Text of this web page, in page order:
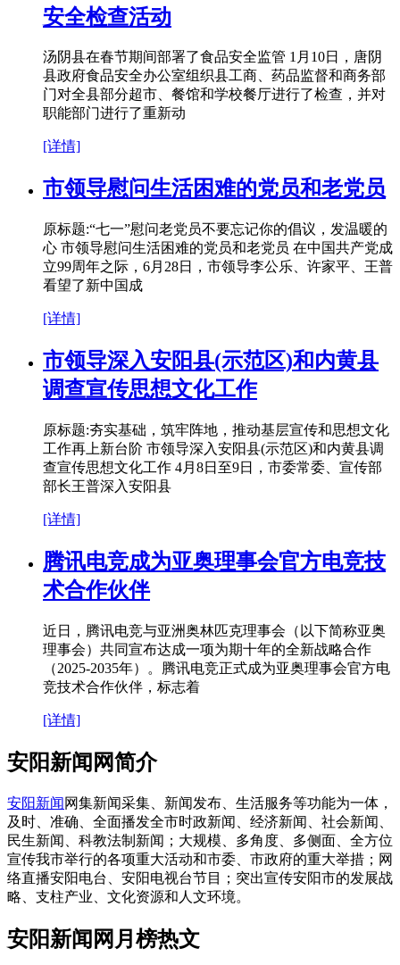
安全检查活动
汤阴县在春节期间部署了食品安全监管 1月10日，唐阴
县政府食品安全办公室组织县工商、药品监督和商务部
门对全县部分超市、餐馆和学校餐厅进行了检查，并对
职能部门进行了重新动
[详情]
市领导慰问生活困难的党员和老党员
原标题:“七一”慰问老党员不要忘记你的倡议，发温暖的
心 市领导慰问生活困难的党员和老党员 在中国共产党成
立99周年之际，6月28日，市领导李公乐、许家平、王普
看望了新中国成
[详情]
市领导深入安阳县(示范区)和内黄县
调查宣传思想文化工作
原标题:夯实基础，筑牢阵地，推动基层宣传和思想文化
工作再上新台阶 市领导深入安阳县(示范区)和内黄县调
查宣传思想文化工作 4月8日至9日，市委常委、宣传部
部长王普深入安阳县
[详情]
腾讯电竞成为亚奥理事会官方电竞技
术合作伙伴
近日，腾讯电竞与亚洲奥林匹克理事会（以下简称亚奥
理事会）共同宣布达成一项为期十年的全新战略合作
（2025-2035年）。腾讯电竞正式成为亚奥理事会官方电
竞技术合作伙伴，标志着
[详情]
安阳新闻网简介
安阳新闻 网集新闻采集、新闻发布、生活服务等功能为一体，
及时、准确、全面播发全市时政新闻、经济新闻、社会新闻、
民生新闻、科教法制新闻；大规模、多角度、多侧面、全方位
宣传我市举行的各项重大活动和市委、市政府的重大举措；网
络直播安阳电台、安阳电视台节目；突出宣传安阳市的发展战
略、支柱产业、文化资源和人文环境。
安阳新闻网月榜热文